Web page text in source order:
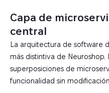
Capa de
central
La arquitectura de software
más distintiva de
superposiciones de
funcionalidad sin